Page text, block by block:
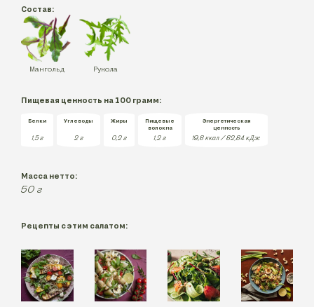
Состав:
Мангольд Рукола
Пищевая ценность на 100 грамм:
Белки
1,5г
Углеводы
2г
Жиры
0,2г
Пищевые
волокна
1,2г
Энергетическая
ценность
19,8 ккал / 82,84 кДж
Масса нетто:
50 г
Рецепты с этим салатом: